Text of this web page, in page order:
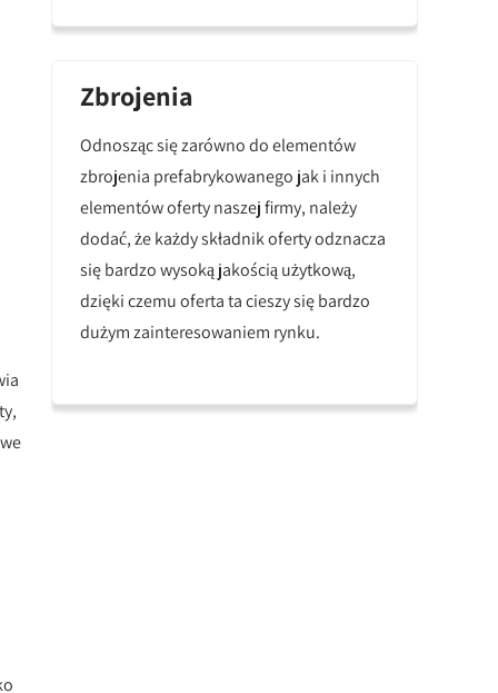
Zbrojenia
Odnosząc się zarówno do elementów
zbrojenia prefabrykowanego jak i innych
elementów oferty naszej firmy, należy
dodać, że każdy składnik oferty odznacza
się bardzo wysoką jakością użytkową,
dzięki czemu oferta ta cieszy się bardzo
dużym zainteresowaniem rynku.